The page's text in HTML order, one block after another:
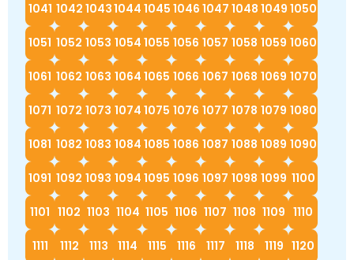
1041 1042 10431044 1045 1046 1047 1048 1049 1050
1051 1052 1053 1054 1055 1056 1057 1058 1059 1060
1061 1062 1063 1064 1065 1066 1067 1068 1069 1070
1071 1072 1073 1074 1075 1076 1077 1078 1079 1080
1081 1082 1083 1084 1085 1086 1087 1088 1089 1090
1091 1092 1093 1094 1095 1096 1097 1098 1099 1100
1101 1102 1103 1104 1105 1106 1107 1108 1109 1110
1111 1112 1113 1114 1115 1116 1117 1118 1119 1120